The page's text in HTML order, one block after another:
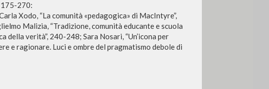
175-270:
Xodo, “La comunità «pedagogica» di MacIntyre”,
Malizia, “Tradizione, comunità educante e scuola
verità”, 240-248; Sara Nosari, “Un’icona per
e ragionare. Luci e ombre del pragmatismo debole di